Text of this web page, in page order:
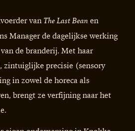
van The Last Bean en
Manager de dagelijkse werking
de branderij. Met haar
zintuiglijke precisie (sensory
in zowel de horeca als
brengt ze verfijning naar het